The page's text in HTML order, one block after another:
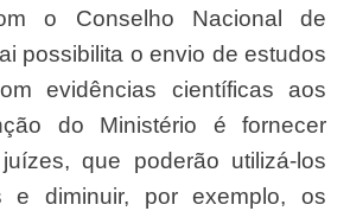
o Conselho Nacional de
possibilita o envio de estudos
evidências científicas aos
do Ministério é fornecer
que poderão utilizá-los
e diminuir, por exemplo, os